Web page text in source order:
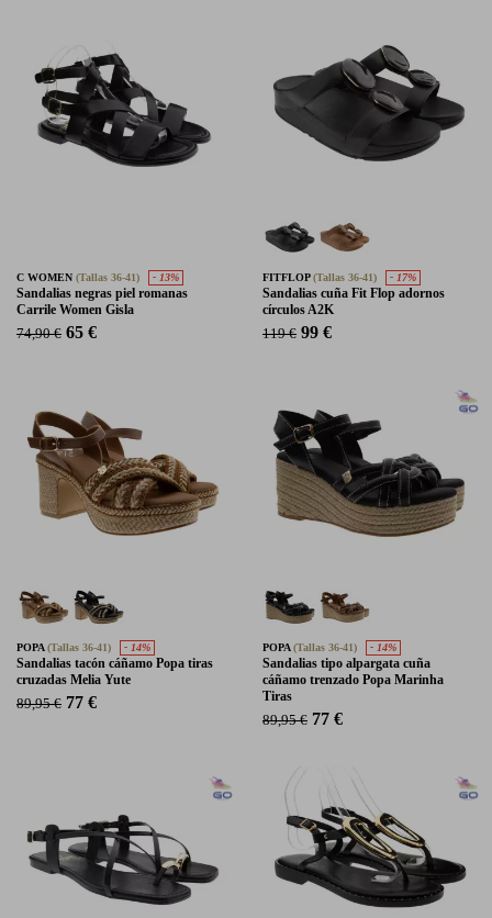
C WOMEN (Tallas 36-41) - 13%
Sandalias negras piel romanas
Carrile Women Gisla
74,90 € 65 €
FITFLOP(Tallas 36-41) - 17%
Sandalias cuña Fit Flop adornos
círculos A2K
119 € 99 €
POPA(Tallas 36-41) - 14%
Sandalias tacón cáñamo Popa tiras
cruzadas Melia Yute
89,95 € 77 €
POPA(Tallas 36-41) - 14%
Sandalias tipo alpargata cuña
cáñamo trenzado Popa Marinha
Tiras
89,95 € 77 €